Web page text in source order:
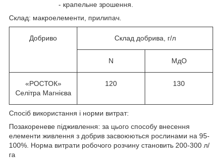
- крапельне зрошення.
Склад: макроелементи, прилипач.
Добриво Склад добрива, г/л
N МдО
«РОСТОК»
Селітра Магнієва
120 130
Спосіб використання і норми витрат:
Позакореневе підживлення: за цього способу внесення
елементи живлення з добрив засвоюються рослинами на 95-
100%. Норма витрати робочого розчину становить 200-300 л/
га